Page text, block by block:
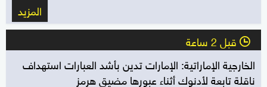
المزيد
l قبل 2 ساعة
الخارجية الإماراتية: الإمارات تدين بأشد العبارات استهداف
ناقلة تابعة لأدنوك أثناء عبورها مضيق هرمز